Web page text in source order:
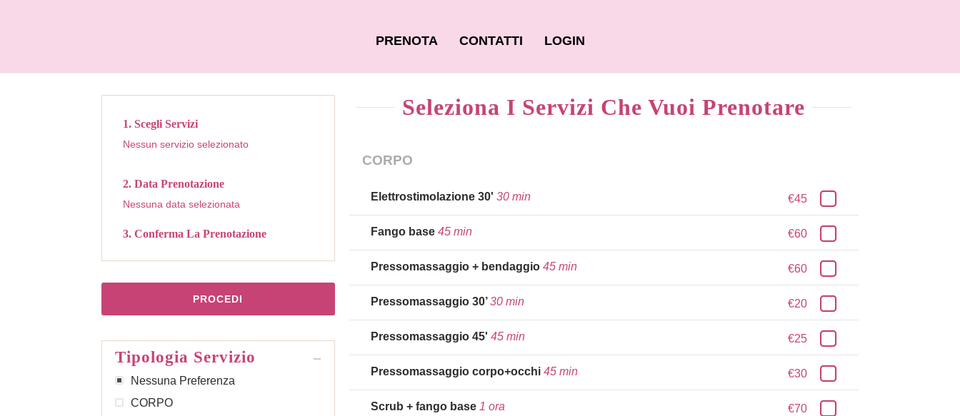
PRENOTA CONTATTI LOGIN
1. Scegli Servizi
Nessun servizio selezionato
2. Data Prenotazione
Nessuna data selezionata
3. Conferma La Prenotazione
PROCEDI
Tipologia Servizio
Nessuna Preferenza
CORPO
Seleziona I Servizi Che Vuoi Prenotare
CORPO
Elettrostimolazione 30' 30 min €45
Fango base 45 min €60
Pressomassaggio + bendaggio 45 min €60
Pressomassaggio 30’30 min €20
Pressomassaggio 45' 45 min €25
Pressomassaggio corpo+occhi 45 min €30
Scrub + fango base 1 ora €70